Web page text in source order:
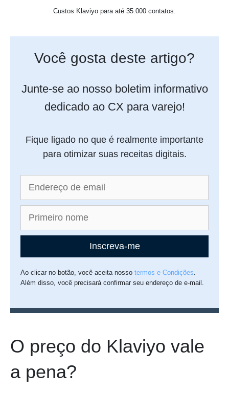
Custos Klaviyo para até 35.000 contatos.
Você gosta deste artigo?
Junte-se ao nosso boletim informativo
dedicado ao CX para varejo!
Fique ligado no que é realmente importante
para otimizar suas receitas digitais.
Inscreva-me
Ao clicar no botão, você aceita nossotermos e Condições
Além disso, você precisará confirmar seu endereço de e-mail.
O preço do Klaviyo vale
a pena?